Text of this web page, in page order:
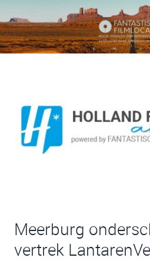
Meerburg
vertrek